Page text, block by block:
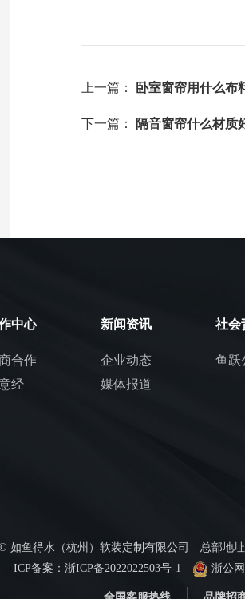
上一篇： 卧室窗帘用什么布
下一篇： 隔音窗帘什么材质
中心
合作
经
新闻资讯
企业动态
媒体报道
社会
鱼跃
如鱼得水（杭州）软装定制有限公司 总部地址
ICP备案： 浙ICP备2022022503号-1 浙公